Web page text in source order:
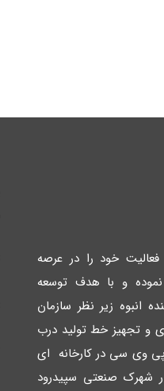
در سال ۱۳۸۶ فعالیت خود را در عرصه
و با هدف توسعه
انبوه زیر نظر سازمان
و تجهیز خط تولید درب
پی وي سی در کارخانه اي
واقع در شهرك صنعتی سپیدرود